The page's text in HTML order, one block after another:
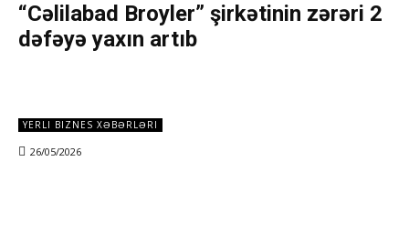
“Cəlilabad Broyler” şirkətinin zərəri 2
dəfəyə yaxın artıb
YERLI BIZNES XƏBƏRLƏRI
26/05/2026